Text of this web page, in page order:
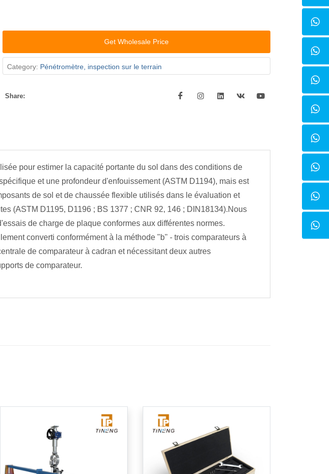
Get Wholesale Price
Category: Pénétromètre, inspection sur le terrain
Share:
pour estimer la capacité portante du sol dans des conditions de
et une profondeur d'enfouissement (ASTM D1194), mais est
de sol et de chaussée flexible utilisés dans le évaluation et
(ASTM D1195, D1196 ; BS 1377 ; CNR 92, 146 ; DIN18134).Nous
de charge de plaque conformes aux différentes normes.
converti conformément à la méthode "b" - trois comparateurs à
de comparateur à cadran et nécessitant deux autres
de comparateur.